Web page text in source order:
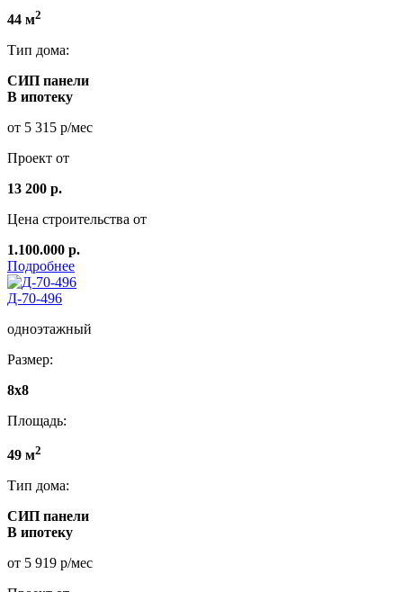
44 м2
Тип дома:
СИП панели
В ипотеку
от 5 315 р/мес
Проект от
13 200 р.
Цена строительства от
1.100.000 р.
Подробнее
Д-70-496
одноэтажный
Размер:
8х8
Площадь:
49 м2
Тип дома:
СИП панели
В ипотеку
от 5 919 р/мес